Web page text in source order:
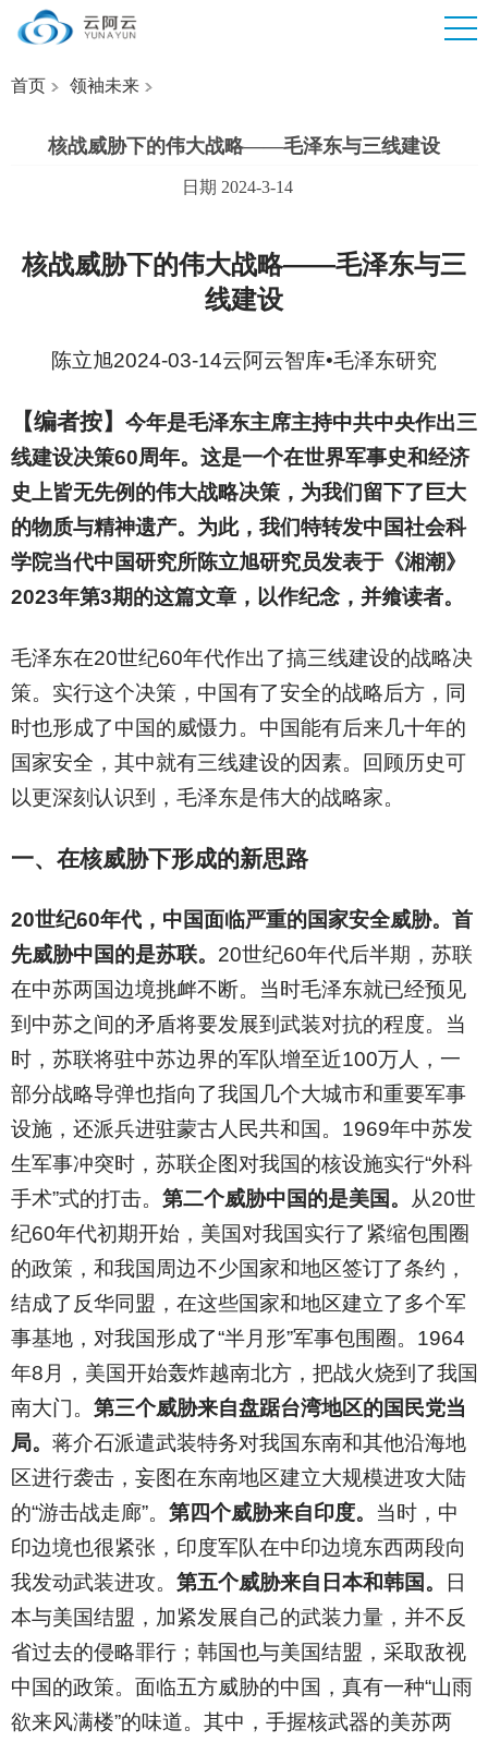
首页 领袖未来
核战威胁下的伟大战略——毛泽东与三线建设
日期 2024-3-14
核战威胁下的伟大战略——毛泽东与三
线建设
陈立旭2024-03-14云阿云智库•毛泽东研究
【编者按】 今年是毛泽东主席主持中共中央作出三
线建设决策60周年。这是一个在世界军事史和经济
史上皆无先例的伟大战略决策，为我们留下了巨大
的物质与精神遗产。为此，我们特转发中国社会科
学院当代中国研究所陈立旭研究员发表于《湘潮》
2023年第3期的这篇文章，以作纪念，并飨读者。
毛泽东在20世纪60年代作出了搞三线建设的战略决
策。实行这个决策，中国有了安全的战略后方，同
时也形成了中国的威慑力。中国能有后来几十年的
国家安全，其中就有三线建设的因素。回顾历史可
以更深刻认识到，毛泽东是伟大的战略家。
一、在核威胁下形成的新思路
20世纪60年代，中国面临严重的国家安全威胁。首
先威胁中国的是苏联。 20世纪60年代后半期，苏联
在中苏两国边境挑衅不断。当时毛泽东就已经预见
到中苏之间的矛盾将要发展到武装对抗的程度。当
时，苏联将驻中苏边界的军队增至近100万人，一
部分战略导弹也指向了我国几个大城市和重要军事
设施，还派兵进驻蒙古人民共和国。1969年中苏发
生军事冲突时，苏联企图对我国的核设施实行“外科
手术”式的打击。 第二个威胁中国的是美国。
从20世
纪60年代初期开始，美国对我国实行了紧缩包围圈
的政策，和我国周边不少国家和地区签订了条约，
结成了反华同盟，在这些国家和地区建立了多个军
事基地，对我国形成了“半月形”军事包围圈。1964
年8月，美国开始轰炸越南北方，把战火烧到了我国
南大门。 第三个威胁来自盘踞台湾地区的国民党当
局。 蒋介石派遣武装特务对我国东南和其他沿海地
区进行袭击，妄图在东南地区建立大规模进攻大陆
的“游击战走廊”。 第四个威胁来自印度。 当时，中
印边境也很紧张，印度军队在中印边境东西两段向
我发动武装进攻。 第五个威胁来自日本和韩国。
日
本与美国结盟，加紧发展自己的武装力量，并不反
省过去的侵略罪行；韩国也与美国结盟，采取敌视
中国的政策。面临五方威胁的中国，真有一种“山雨
欲来风满楼”的味道。其中，手握核武器的美苏两